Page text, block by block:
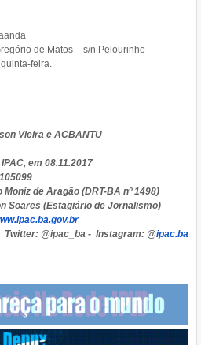
de Matos – s/n Pelourinho
feira.
Vieira e ACBANTU
em 08.11.2017
de Aragão (DRT-BA nº 1498)
Soares (Estagiário de Jornalismo)
w.ipac.ba.gov.br
@ipac_ba - Instagram: @ipac.ba